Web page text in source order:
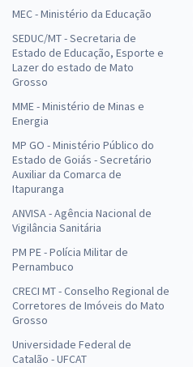
MEC - Ministério da Educação
SEDUC/MT - Secretaria de
Estado de Educação, Esporte e
Lazer do estado de Mato
Grosso
MME - Ministério de Minas e
Energia
MP GO - Ministério Público do
Estado de Goiás - Secretário
Auxiliar da Comarca de
Itapuranga
ANVISA - Agência Nacional de
Vigilância Sanitária
PM PE - Polícia Militar de
Pernambuco
CRECI MT - Conselho Regional de
Corretores de Imóveis do Mato
Grosso
Universidade Federal de
Catalão - UFCAT